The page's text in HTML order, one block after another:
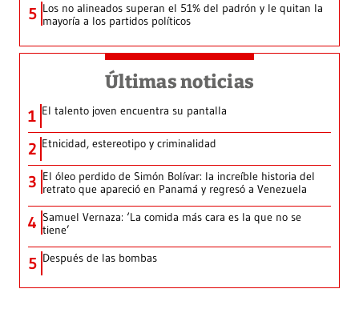
5 Los no alineados superan el 51% del padrón y le quitan la
mayoría a los partidos políticos
Últimas noticias
1 El talento joven encuentra su pantalla​
2 Etnicidad, estereotipo y criminalidad
3 El óleo perdido de Simón Bolívar: la increíble historia del
retrato que apareció en Panamá y regresó a Venezuela
4 Samuel Vernaza: ‘La comida más cara es la que no se
tiene’
5 Después de las bombas